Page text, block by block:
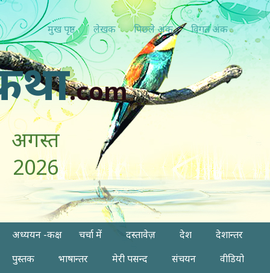
मुख पृष्ठ लेखक पिछ्ले अंक विगत अंक
.com
अगस्त
2026
अध्ययन -कक्ष चर्चा में दस्तावेज़ देश
देशान्तर
पुस्तक
भाषान्तर मेरी पसन्द संचयन
वीडियो